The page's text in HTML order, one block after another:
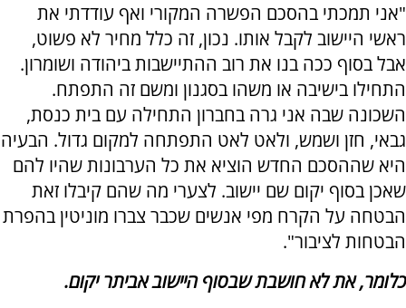
"אני תמכתי בהסכם הפשרה המקורי ואף עודדתי את
ראשי היישוב לקבל אותו. נכון, זה כלל מחיר לא פשוט,
אבל בסוף ככה בנו את רוב ההתיישבות ביהודה ושומרון.
התחילו בישיבה או משהו בסגנון ומשם זה התפתח.
השכונה שבה אני גרה בחברון התחילה עם בית כנסת,
גבאי, חזן ושמש, ולאט לאט התפתחה למקום גדול. הבעיה
היא שההסכם החדש הוציא את כל הערבונות שהיו להם
שאכן בסוף יקום שם יישוב. לצערי מה שהם קיבלו זאת
הבטחה על הקרח מפי אנשים שכבר צברו מוניטין בהפרת
הבטחות לציבור".
כלומר, את לא חושבת שבסוף היישוב אביתר יקום.